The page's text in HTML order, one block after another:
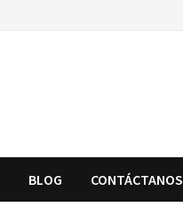
BLOG CONTÁCTANOS